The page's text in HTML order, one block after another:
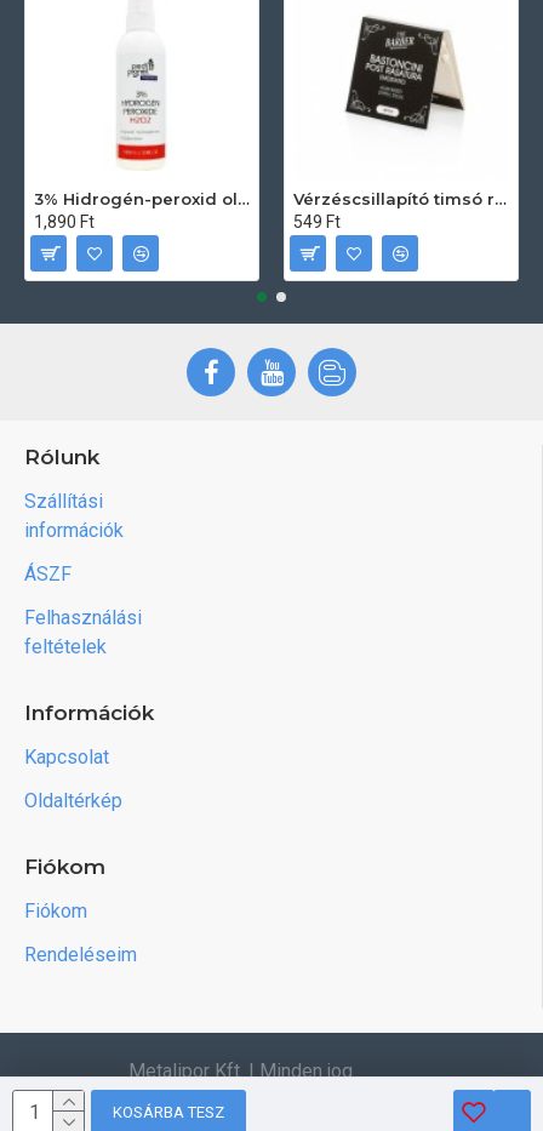
KOSÁRBA TESZ
3% Hidrogén-peroxid oldat (sebfertőtlenítő) 100ml
1,890 Ft
Vérzéscsillapító timsó rúd 20db
549 Ft
Rólunk
Szállítási
információk
ÁSZF
Felhasználási
feltételek
Információk
Kapcsolat
Oldaltérkép
Fiókom
Fiókom
Rendeléseim
Metalipor Kft. | Minden jog
fenntartva.